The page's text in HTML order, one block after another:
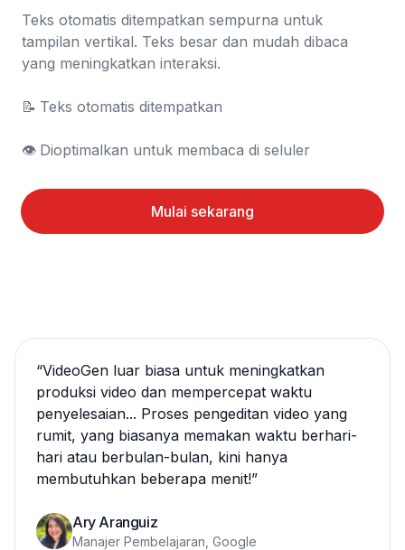
Teks otomatis ditempatkan sempurna untuk
tampilan vertikal. Teks besar dan mudah dibaca
yang meningkatkan interaksi.
📝	Teks otomatis ditempatkan
👁️	Dioptimalkan untuk membaca di seluler
Mulai sekarang
“VideoGen luar biasa untuk meningkatkan
produksi video dan mempercepat waktu
penyelesaian... Proses pengeditan video yang
rumit, yang biasanya memakan waktu berhari-
hari atau berbulan-bulan, kini hanya
membutuhkan beberapa menit!”
Ary Aranguiz
Manajer Pembelajaran, Google